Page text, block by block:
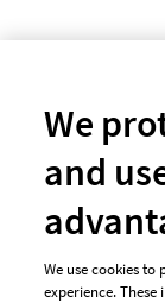
We
and
We use cookies
experience.